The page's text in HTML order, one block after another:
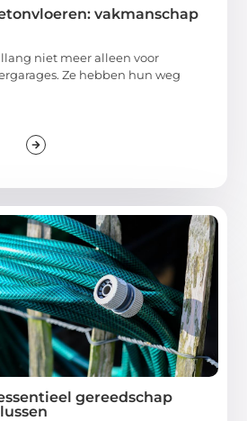
vakmanschap
niet meer alleen voor
Ze hebben hun weg
gereedschap